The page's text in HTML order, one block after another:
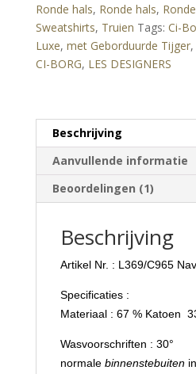
Geborduurde
Tijger
–
Navy
Ronde hals, Ronde hals,
Sweatshirts, Truien Tags: Ci-
Luxe, met Geborduurde Tijger,
CI-BORG, LES DESIGNERS
Beschrijving
Aanvullende informatie
Beoordelingen (1)
Beschrijving
Artikel Nr. : L369/C965
Specificaties :
Materiaal : 67 % Katoen
Wasvoorschriften : 30°
normale binnenstebuiten